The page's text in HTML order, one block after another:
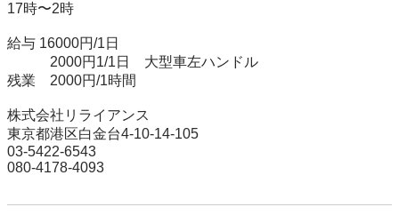
17時〜2時
給与 16000円/1日
2000円1/1日　大型車左ハンドル
残業　2000円/1時間
株式会社リライアンス
東京都港区白金台4-10-14-105
03-5422-6543
080-4178-4093